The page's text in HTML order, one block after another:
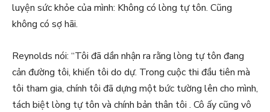
luyện sức khỏe của mình: Không có lòng tự tôn. Cũng
không có sợ hãi.
Reynolds nói: “Tôi đã dần nhận ra rằng lòng tự tôn đang
cản đường tôi, khiến tôi do dự. Trong cuộc thi đầu tiên mà
tôi tham gia, chính tôi đã dựng một bức tường lên cho mình,
tách biệt lòng tự tôn và chính bản thân tôi . Cô ấy cũng vô